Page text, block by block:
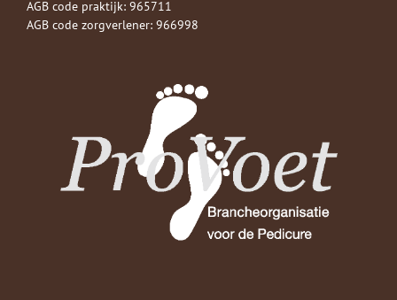
AGB code praktijk: 965711
AGB code zorgverlener: 966998